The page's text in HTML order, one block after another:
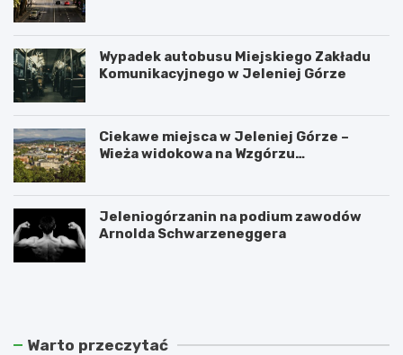
Wypadek autobusu Miejskiego Zakładu
Komunikacyjnego w Jeleniej Górze
Ciekawe miejsca w Jeleniej Górze –
Wieża widokowa na Wzgórzu
Jeleniogórzanin na podium zawodów
Arnolda Schwarzeneggera
W
l
S
r Warto przeczytać